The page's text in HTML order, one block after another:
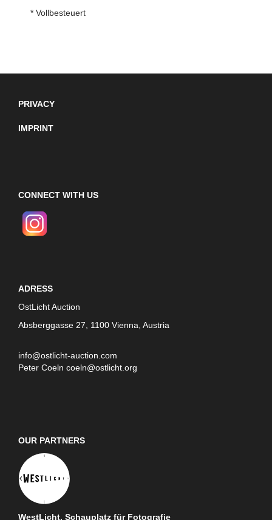
* Vollbesteuert
PRIVACY
IMPRINT
CONNECT WITH US
ADRESS
OstLicht Auction
Absberggasse 27, 1100 Vienna, Austria
info@ostlicht-auction.com
Peter Coeln coeln@ostlicht.org
OUR PARTNERS
WestLicht. Schauplatz für Fotografie